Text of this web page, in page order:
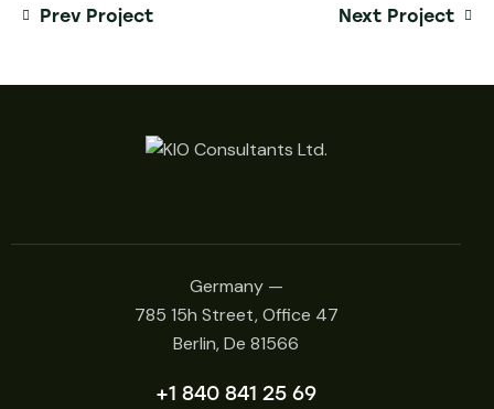
Prev Project Next Project
Germany —
785 15h Street, Office 47
Berlin, De 81566
+1 840 841 25 69